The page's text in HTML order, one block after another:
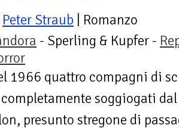
Peter Straub | Romanzo
- Sperling & Kupfer -
1966 quattro compagni di
completamente soggiogati
presunto stregone di